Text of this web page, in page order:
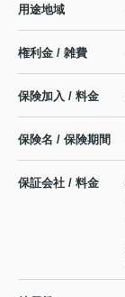
用途地域
権利金 / 雑費
保険加入 / 料金
保険名 / 保険期間
保証会社 / 料金